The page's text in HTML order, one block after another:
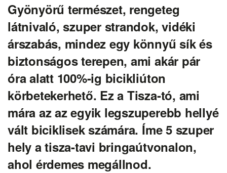
Gyönyörű természet, rengeteg
látnivaló, szuper strandok, vidéki
árszabás, mindez egy könnyű sík és
biztonságos terepen, ami akár pár
óra alatt 100%-ig bicikliúton
körbetekerhető. Ez a Tisza-tó, ami
mára az az egyik legszuperebb hellyé
vált biciklisek számára. Íme 5 szuper
hely a tisza-tavi bringaútvonalon,
ahol érdemes megállnod.